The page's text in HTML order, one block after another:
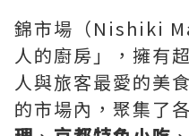
錦市場（Nishiki
人的廚房」，擁有
人與旅客最愛的美
的市場內，聚集了